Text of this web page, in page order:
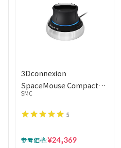
3Dconnexion
SpaceMouse Compact
SMC
SMC
5
参考価格:¥24,369